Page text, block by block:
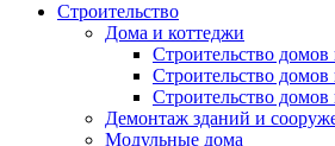
Строительство
Дома и коттеджи
Строительство домов
Строительство домов
Строительство домов
Демонтаж зданий и
Модульные дома